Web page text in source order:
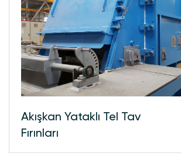
Akışkan Yataklı Tel Tav
Fırınları